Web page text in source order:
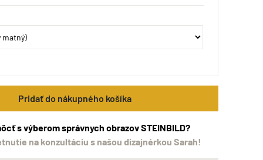
Pridať do nákupného košíka
s výberom správnych obrazov STEINBILD?
na konzultáciu s našou dizajnérkou Sarah!